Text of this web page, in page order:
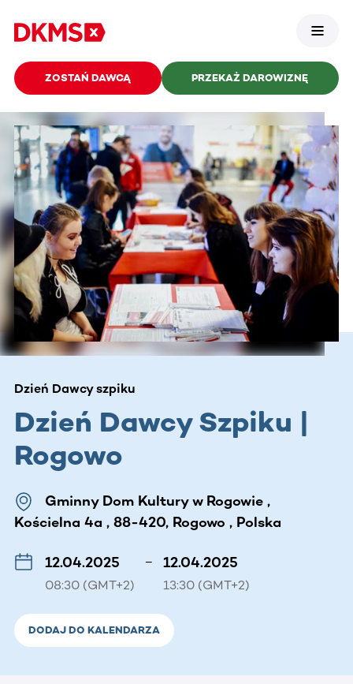
ZOSTAŃ DAWCĄ PRZEKAŻ DAROWIZNĘ
Dzień Dawcy szpiku
Dzień Dawcy Szpiku |
Rogowo
Gminny Dom Kultury w Rogowie ,
Kościelna 4a , 88-420, Rogowo , Polska
12.04.2025
08:30 (GMT+2)
– 12.04.2025
13:30 (GMT+2)
DODAJ DO KALENDARZA